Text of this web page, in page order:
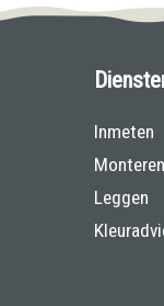
Inmeten
Monteren
Leggen